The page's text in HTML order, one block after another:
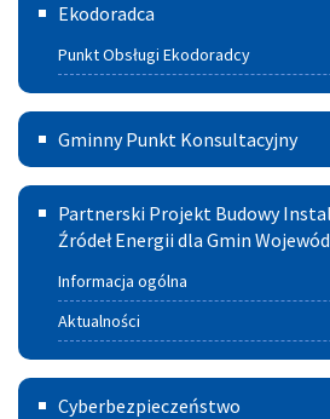
ciepła
i spalania
paliw
Ekodoradca
Punkt Obsługi Ekodoradcy
Gminny
Punkt
Konsultacyjny
Szczucinie
Gminny Punkt Konsultacyjny
Partnerski
Projekt
Budowy
Instalacji
Odnawialnych
Źródeł
Partnerski Projekt Budowy
Źródeł Energii dla Gmin
Informacja ogólna
Aktualności
Cyberbezpieczeństwo
Cyberbezpieczeństwo